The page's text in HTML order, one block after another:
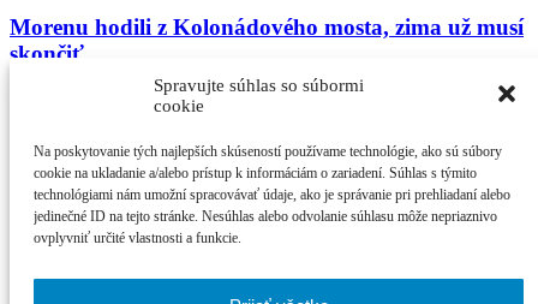
Spravujte súhlas so súbormi
cookie
Na poskytovanie tých najlepších skúseností používame technológie, ako sú súbory
cookie na ukladanie a/alebo prístup k informáciám o zariadení. Súhlas s týmito
technológiami nám umožní spracovávať údaje, ako je správanie pri prehliadaní alebo
jedinečné ID na tejto stránke. Nesúhlas alebo odvolanie súhlasu môže nepriaznivo
ovplyvniť určité vlastnosti a funkcie.
Morenu hodili z Kolonádového mosta, zima už musí
skončiť
Jar v Piešťanoch privítajú folkloristi Vynášaním
Moreny
čítaj ďalej